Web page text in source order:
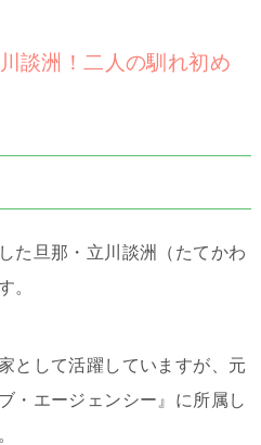
談洲！二人の馴れ初め
た旦那・立川談洲（たてかわ
。
として活躍していますが、元
・エージェンシー』に所属し